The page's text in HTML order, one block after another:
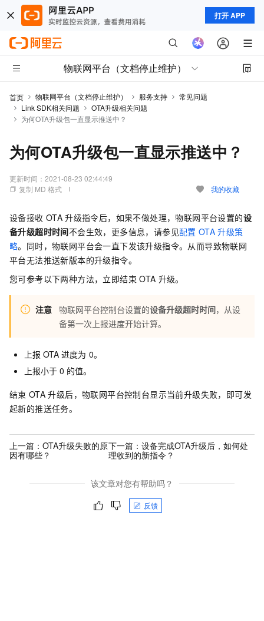
打开 APP
物联网平台（文档停止维护）
首页 物联网平台（文档停止维护） 服务支持
常见问题
Link SDK相关问题
OTA升级相关问题
为何OTA升级包一直显示推送中？
为何OTA升级包一直显示推送中？
更新时间： 2021-08-23 02:44:49
复制 MD 格式
我的收藏
设备接收 OTA 升级指令后，如果不做处理，物联网平台设置的设
备升级超时时间不会生效，更多信息，请参见配置 OTA 升级策
略。同时，物联网平台会一直下发该升级指令。从而导致物联网
平台无法推送新版本的升级指令。
您可参考以下两种方法，立即结束 OTA 升级。
注意 物联网平台控制台设置的设备升级超时时间，从设
备第一次上报进度开始计算。
上报 OTA 进度为 0。
上报小于 0 的值。
结束 OTA 升级后，物联网平台控制台显示当前升级失败，即可发
起新的推送任务。
上一篇： OTA升级失败的原
因有哪些？
下一篇：设备完成OTA升级后，如何处
理收到的新指令？
该文章对您有帮助吗？
反馈